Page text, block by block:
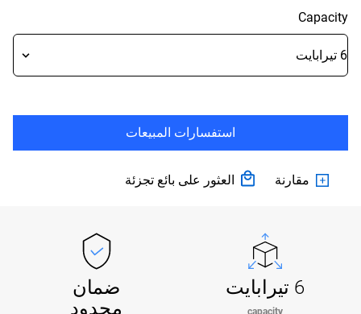
Capacity
استفسارات المبيعات
مقارنة العثور على بائع تجزئة
6 تيرابايت
capacity
ضمان
محدود